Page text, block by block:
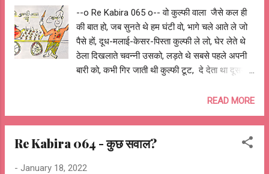
लिए और हँसाने लिए लिखती हूँ कथा-आत्मकथा कभी
महापुरषों के लिए और कभी दुष्टोँ के लिए स्याही ही हूँ,
लिखती हूँ शिकायतें कभी बदलाव के लिए और कभी न
बदलने के लिए लिखती हूँ गाथाएँ कभी इतिहास बतलाने के
लिए और कभी बहकाने के लिए लिखती हूँ संविधान कभी
--o Re Kabira 065 o-- वो कुल्फी वाला जैसे कल ही
की बात हो, जब सुनते थे हम घंटी वो, भागे चले आते ले जो
पैसे हों, दूध-मलाई-केसर-पिस्ता कुल्फी ले लो, घेर लेते थे
ठेला दिखलाते चवन्नी उसको, लड़ते थे सबसे पहले अपनी
बारी को, कभी गिर जाती थी कुल्फी टूट, दे देता था दूसरी
आता चाहे हाथ में कुल्फी हो-न-हो, बचपन की शरारतें वापस
चला गया ठंडी कुल्फी वाला वो, वो कुल्फी वाला, याद दिलाता
बचपन कुल्फी वाला वो, वो कुल्फी वाला... आशुतोष झुड़ेले
READ MORE
Re Kabira 064 - कुछ सवाल?
- January 18, 2022